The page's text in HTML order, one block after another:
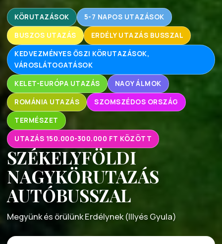
KÖRUTAZÁSOK 5-7 NAPOS UTAZÁSOK
BUSZOS UTAZÁS ERDÉLY UTAZÁS BUSSZAL
KEDVEZMÉNYES ŐSZI KÖRUTAZÁSOK,
VÁROSLÁTOGATÁSOK
KELET-EURÓPA UTAZÁS NAGY ÁLMOK
ROMÁNIA UTAZÁS SZOMSZÉDOS ORSZÁG
TERMÉSZET
UTAZÁS 150.000-300.000 FT KÖZÖTT
SZÉKELYFÖLDI
NAGYKÖRUTAZÁS
AUTÓBUSSZAL
Megyünk és örülünk Erdélynek (Illyés Gyula)